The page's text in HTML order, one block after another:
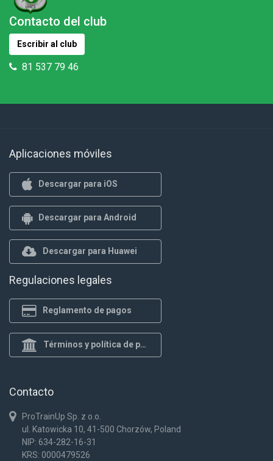
Contacto del club
Escribir al club
81 537 79 46
Aplicaciones móviles
Descargar para iOS
Descargar para Android
Descargar para Huawei
Regulaciones legales
Reglamento de pagos
Términos y política de privacidad
Contacto
ProTrainUp Sp. z o.o.
ul. Katowicka 10, 41-500 Chorzów, Poland
NIP: 634-282-16-31
KRS: 0000479526